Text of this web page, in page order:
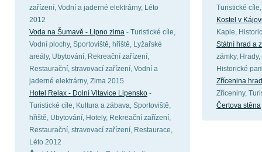
zařízení, Vodní a jaderné elektrárny, Léto
2012
Voda na Šumavě - Lipno zima - Turistické cíle,
Vodní plochy, Sportoviště, hřiště, Lyžařské
areály, Ubytování, Rekreační zařízení,
Restaurační, stravovací zařízení, Vodní a
jaderné elektrárny, Zima 2015
Hotel Relax - Dolní Vltavice Lipensko -
Turistické cíle, Kultura a zábava, Sportoviště,
hřiště, Ubytování, Hotely, Rekreační zařízení,
Restaurační, stravovací zařízení, Restaurace,
Léto 2012
Turistické
Kostel v
Kaple,
Státní hrad a
zámky,
Historické
Zřícenina
Zříceniny,
Čertova stěna